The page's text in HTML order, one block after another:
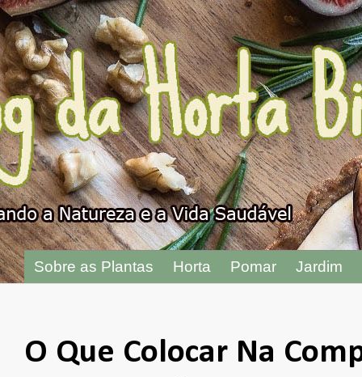
"
Sobre as Plantas Horta Pomar Jardim
O Que Colocar Na